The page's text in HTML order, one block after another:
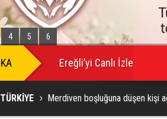
4 5 6
Ereğli’yi Canlı İzle
TÜRKİYE Merdiven boşluğuna düşen kişi